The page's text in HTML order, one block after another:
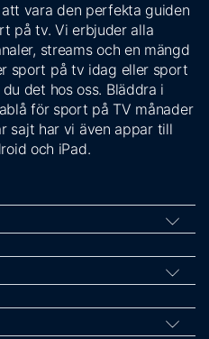
vara den perfekta guiden
på tv. Vi erbjuder alla
streams och en mängd
sport på tv idag eller sport
det hos oss. Bläddra i
för sport på TV månader
sajt har vi även appar till
och iPad.